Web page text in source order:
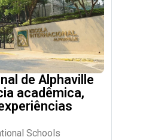
de Alphaville
acadêmica,
Schools